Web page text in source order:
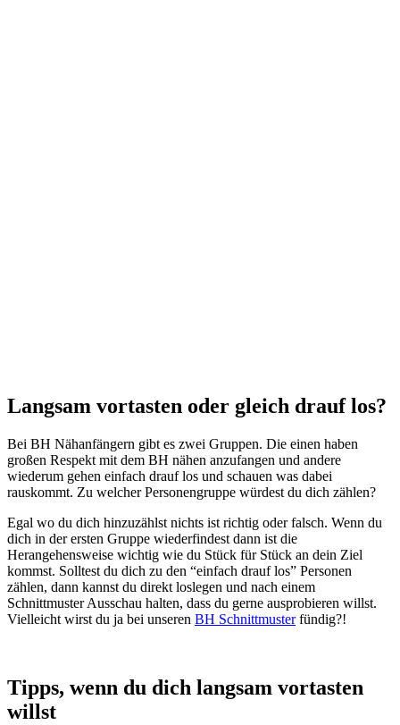
Langsam vortasten oder gleich drauf los?
Bei BH Nähanfängern gibt es zwei Gruppen. Die einen haben
großen Respekt mit dem BH nähen anzufangen und andere
wiederum gehen einfach drauf los und schauen was dabei
rauskommt. Zu welcher Personengruppe würdest du dich zählen?
Egal wo du dich hinzuzählst nichts ist richtig oder falsch. Wenn du
dich in der ersten Gruppe wiederfindest dann ist die
Herangehensweise wichtig wie du Stück für Stück an dein Ziel
kommst. Solltest du dich zu den “einfach drauf los” Personen
zählen, dann kannst du direkt loslegen und nach einem
Schnittmuster Ausschau halten, dass du gerne ausprobieren willst.
Vielleicht wirst du ja bei unseren BH Schnittmusterfündig?!
Tipps, wenn du dich langsam vortasten
willst